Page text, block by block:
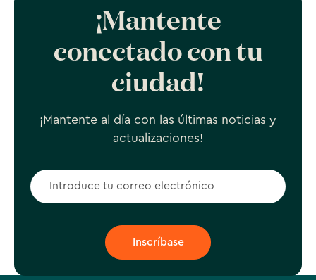
¡Mantente
conectado con tu
ciudad!
¡Mantente al día con las últimas noticias y
actualizaciones!